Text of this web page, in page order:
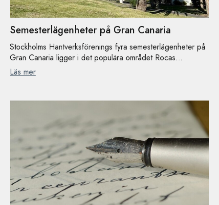
Semesterlägenheter på Gran Canaria
Stockholms Hantverksförenings fyra semesterlägenheter på
Gran Canaria ligger i det populära området Rocas...
Läs mer